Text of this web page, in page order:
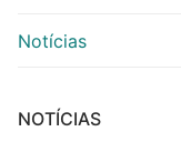
Notícias
NOTÍCIAS